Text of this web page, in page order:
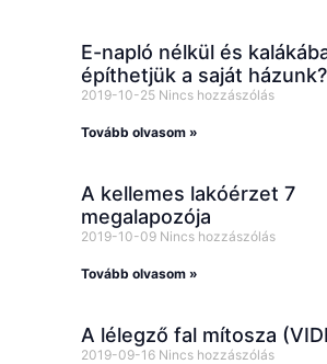
E-napló nélkül és
építhetjük a saját házunk?
2019-10-25 Nincs hozzászólás
Tovább olvasom »
A kellemes lakóérzet 7
megalapozója
2019-10-09 Nincs hozzászólás
Tovább olvasom »
A lélegző fal mítosza
2019-09-16 Nincs hozzászólás